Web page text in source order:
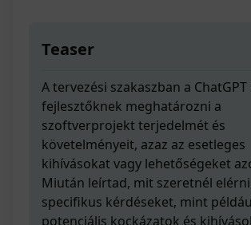
Teaser
A tervezési szakaszban a
fejlesztőknek meghatározni a
szoftverprojekt terjedelmét és
követelményeit, azaz az esetleges
kihívásokat vagy lehetőségeket
Miután leírtad, mit szeretnél
specifikus kérdéseket, mint
potenciális kockázatok és